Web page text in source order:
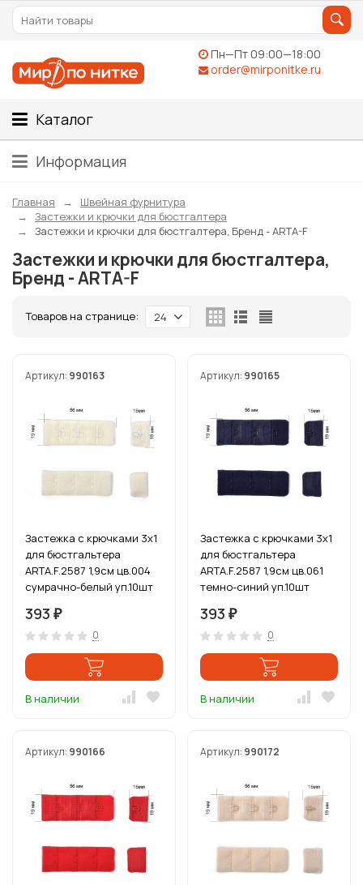
Пн—Пт 09:00—18:00
order@mirponitke.ru
Каталог
Информация
Главная
Швейная фурнитура
Застежки и крючки для бюстгалтера
Застежки и крючки для бюстгалтера, Бренд - ARTA-F
Застежки и крючки для бюстгалтера,
Бренд - ARTA-F
Товаров на странице: 24
Артикул: 990163
Застежка с крючками 3х1
для бюстгальтера
ARTA.F.2587 1,9см цв.004
сумрачно-белый уп.10шт
393 ₽
0
В наличии
Артикул: 990165
Застежка с крючками 3х1
для бюстгальтера
ARTA.F.2587 1,9см цв.061
темно-синий уп.10шт
393 ₽
0
В наличии
Артикул: 990166 Артикул: 990172